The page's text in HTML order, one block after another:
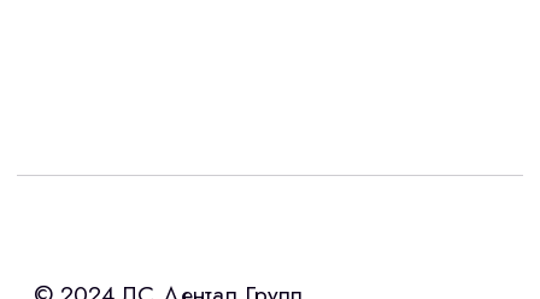
Интересует лизинг?
«Уралпромлизинг» подберем выгодные